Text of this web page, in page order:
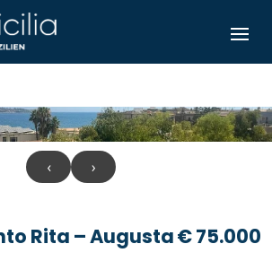
‹ ›
Rita – Augusta€ 75.000